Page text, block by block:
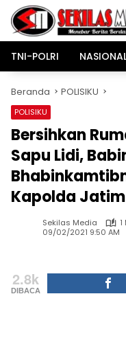
Langsung
konten
TNI-POLRI
Beranda POLISIKU
POLISIKU
Bersihkan
Sapu Lidi,
Kapolda Jatim
Sekilas Media
09/02/2021 9:50 AM
2.8k
DIBACA